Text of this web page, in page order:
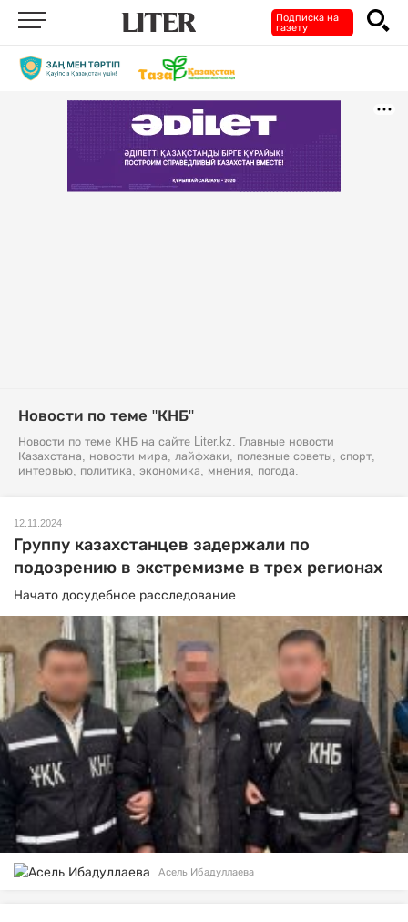
Подписка на
газету
Новости по теме "КНБ"
Новости по теме КНБ на сайте Liter.kz. Главные новости
Казахстана, новости мира, лайфхаки, полезные советы, спорт,
интервью, политика, экономика, мнения, погода.
12.11.2024
Группу казахстанцев задержали по
подозрению в экстремизме в трех регионах
Начато досудебное расследование.
Асель Ибадуллаева